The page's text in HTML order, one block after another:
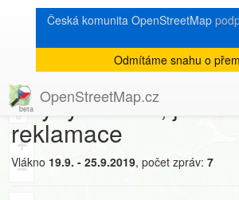
Česká komunita OpenStreetMap
Odmítáme snahu o
OpenStreetMap.cz
8
+
−
« zpět na výpis měsíce|
[Talk-cz]
Chyby RUIAN, jak na
reklamace
Vlákno 19.9. - 25.9.2019, počet zpráv: 7